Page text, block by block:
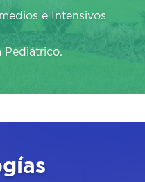
e Intensivos
Pediátrico.